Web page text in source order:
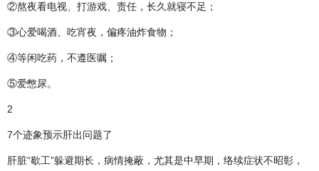
②熬夜看电视、打游戏、责任，长久就寝不足；
③心爱喝酒、吃宵夜，偏疼油炸食物；
④等闲吃药，不遵医嘱；
⑤爱憋尿。
2
7个迹象预示肝出问题了
肝脏“歇工”躲避期长，病情掩蔽，尤其是中早期，络续症状不昭彰，